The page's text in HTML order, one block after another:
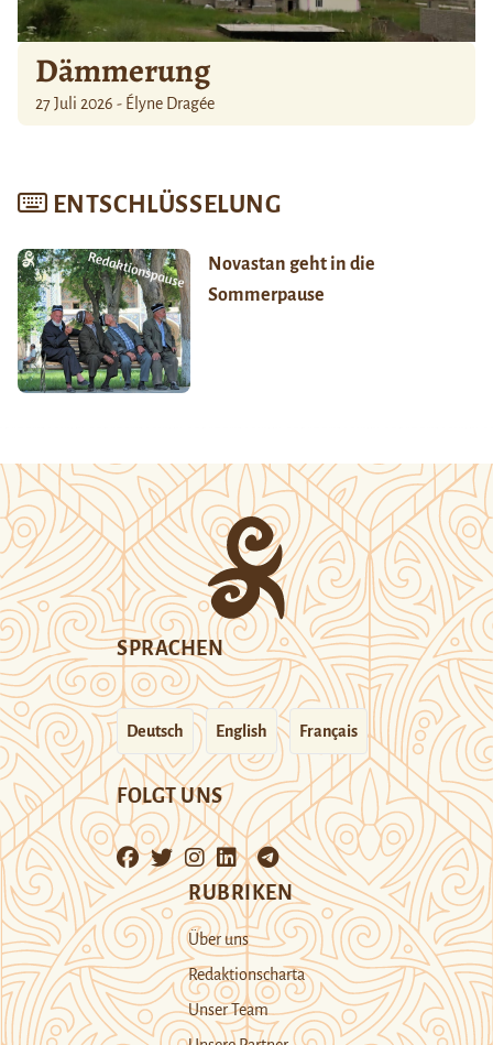
Dämmerung
27 Juli 2026 - Élyne Dragée
ENTSCHLÜSSELUNG
Novastan geht in die
Sommerpause
SPRACHEN
Deutsch English Français
FOLGT UNS
RUBRIKEN
Über uns
Redaktionscharta
Unser Team